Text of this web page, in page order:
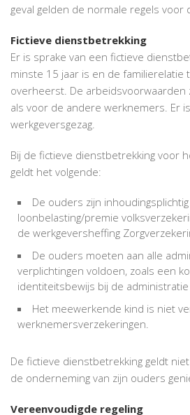
geval gelden de normale regels voor
Fictieve dienstbetrekking
Er is sprake van een fictieve
minste 15 jaar is en de familierelatie
overheerst. De arbeidsvoorwaarden
als voor de andere werknemers. Er
werkgeversgezag.
Bij de fictieve dienstbetrekking voor
geldt het volgende:
De ouders zijn
loonbelasting/premie
de werkgeversheffing
De ouders moeten aan alle
verplichtingen voldoen, zoals een
identiteitsbewijs bij de administratie
Het meewerkende kind is niet
werknemersverzekeringen.
De fictieve dienstbetrekking geldt
de onderneming van zijn ouders
Vereenvoudigde regeling